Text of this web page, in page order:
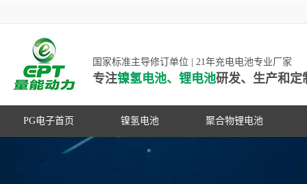
国家标准主导修订单位 | 21年充电电池专业厂家
专注镍氢电池、锂电池研发、生产和定
PG电子首页 镍氢电池 聚合物锂电池